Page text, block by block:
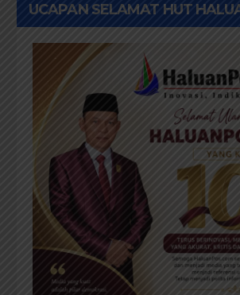
UCAPAN SELAMAT HUT